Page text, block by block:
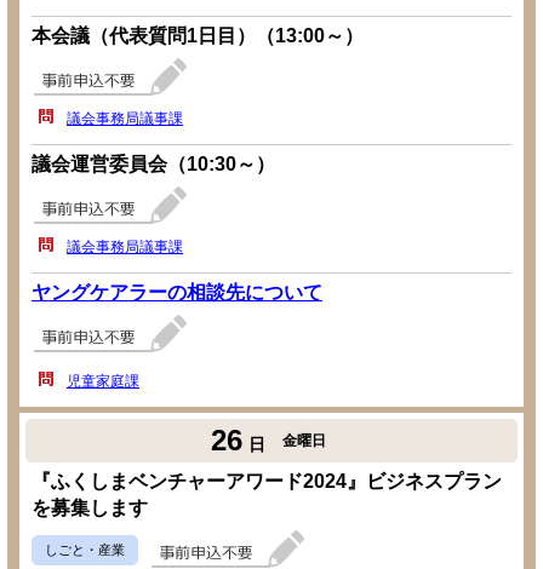
本会議（代表質問1日目）（13:00～）
議会事務局議事課
議会運営委員会（10:30～）
議会事務局議事課
ヤングケアラーの相談先について
児童家庭課
26 日 金曜日
『ふくしまベンチャーアワード2024』ビジネスプラン
を募集します
しごと・産業